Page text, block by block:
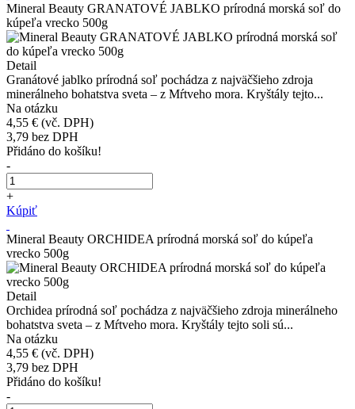
Mineral Beauty GRANATOVÉ JABLKO prírodná morská soľ do
kúpeľa vrecko 500g
Detail
Granátové jablko prírodná soľ pochádza z najväčšieho zdroja
minerálneho bohatstva sveta – z Mŕtveho mora. Kryštály tejto...
Na otázku
4,55 € (vč. DPH)
3,79 bez DPH
Přidáno do košíku!
-
+
Kúpiť
Mineral Beauty ORCHIDEA prírodná morská soľ do kúpeľa
vrecko 500g
Detail
Orchidea prírodná soľ pochádza z najväčšieho zdroja minerálneho
bohatstva sveta – z Mŕtveho mora. Kryštály tejto soli sú...
Na otázku
4,55 € (vč. DPH)
3,79 bez DPH
Přidáno do košíku!
-